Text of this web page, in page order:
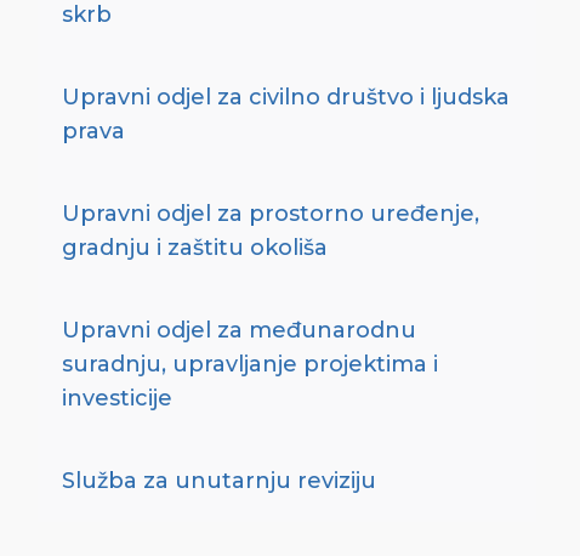
skrb
Upravni odjel za civilno društvo i ljudska
prava
Upravni odjel za prostorno uređenje,
gradnju i zaštitu okoliša
Upravni odjel za međunarodnu
suradnju, upravljanje projektima i
investicije
Služba za unutarnju reviziju